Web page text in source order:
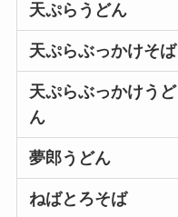
天ぷらうどん
天ぷらぶっかけそば
天ぷらぶっかけうど
ん
夢郎うどん
ねばとろそば